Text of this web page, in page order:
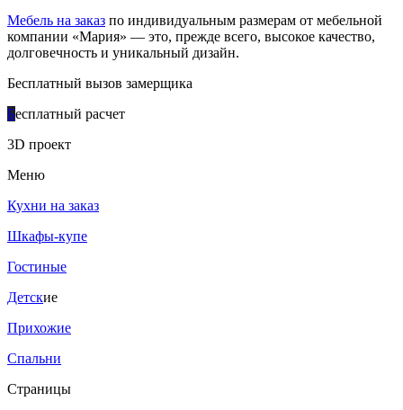
Мебель на заказ по индивидуальным размерам от мебельной
компании «Мария» — это, прежде всего, высокое качество,
долговечность и уникальный дизайн.
Бесплатный вызов замерщика
Бесплатный расчет
3D проект
Меню
Кухни на заказ
Шкафы-купе
Гостиные
Детские
Прихожие
Спальни
Страницы